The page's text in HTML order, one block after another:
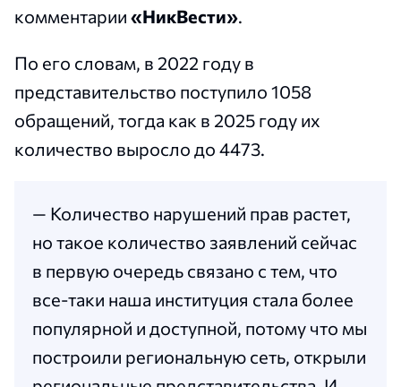
комментарии «НикВести».
По его словам, в 2022 году в
представительство поступило 1058
обращений, тогда как в 2025 году их
количество выросло до 4473.
— Количество нарушений прав растет,
но такое количество заявлений сейчас
в первую очередь связано с тем, что
все-таки наша институция стала более
популярной и доступной, потому что мы
построили региональную сеть, открыли